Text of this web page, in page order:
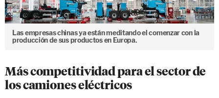
Las empresas chinas ya están meditando el comenzar con la
producción de sus productos en Europa.
Más competitividad para el sector de
los camiones eléctricos